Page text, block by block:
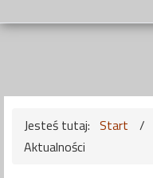
Jesteś tutaj: Start /
Aktualności